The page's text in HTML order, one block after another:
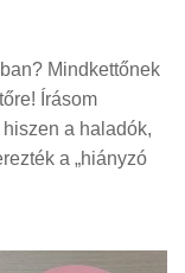
Mindkettőnek
Írásom
a haladók,
a „hiányzó